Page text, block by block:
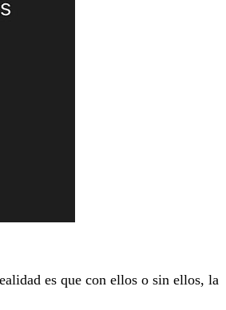
es que con ellos o sin ellos, la